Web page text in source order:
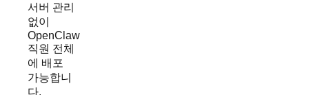
서버 관리
없이
OpenClaw
직원 전체
에 배포
가능합니
다.